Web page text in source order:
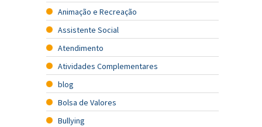
Animação e Recreação
Assistente Social
Atendimento
Atividades Complementares
blog
Bolsa de Valores
Bullying